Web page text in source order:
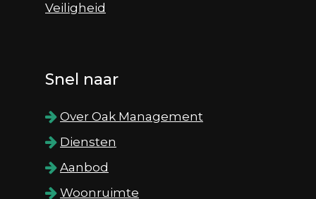
Veiligheid
Snel naar
Over Oak Management
Diensten
Aanbod
Woonruimte